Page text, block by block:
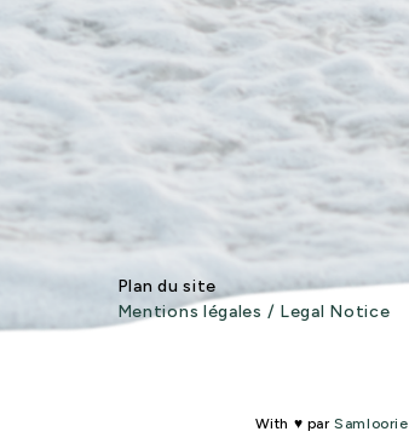
Plan du site
Mentions légales / Legal Notice
With ♥ parSamloorie